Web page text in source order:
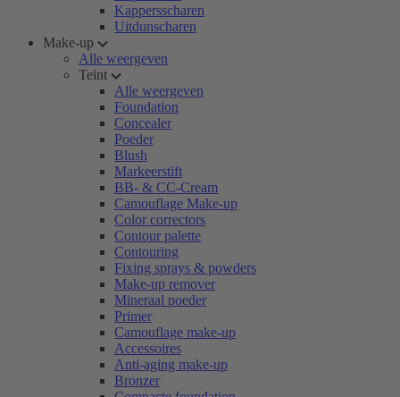
Kappersscharen
Uitdunscharen
Make-up
Alle weergeven
Teint
Alle weergeven
Foundation
Concealer
Poeder
Blush
Markeerstift
BB- & CC-Cream
Camouflage Make-up
Color correctors
Contour palette
Contouring
Fixing sprays & powders
Make-up remover
Mineraal poeder
Primer
Camouflage make-up
Accessoires
Anti-aging make-up
Bronzer